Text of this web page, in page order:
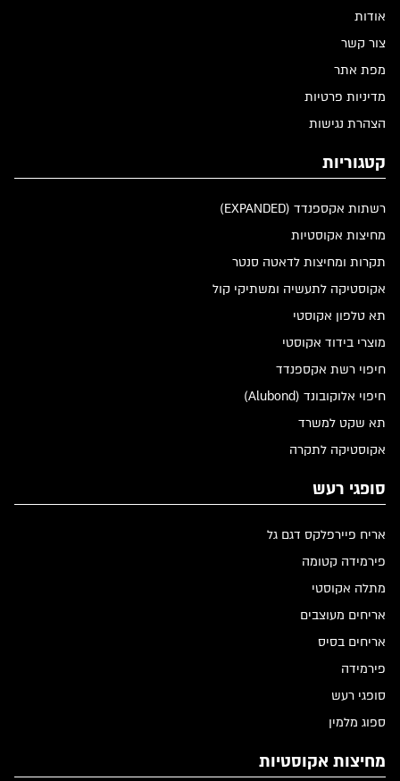
אודות
צור קשר
מפת אתר
מדיניות פרטיות
הצהרת נגישות
קטגוריות
רשתות אקספנדד (EXPANDED)
מחיצות אקוסטיות
תקרות ומחיצות לדאטה סנטר
אקוסטיקה לתעשיה ומשתיקי קול
תא טלפון אקוסטי
מוצרי בידוד אקוסטי
חיפוי רשת אקספנדד
חיפוי אלוקובונד (Alubond)
תא שקט למשרד
אקוסטיקה לתקרה
סופגי רעש
אריח פיירפלקס דגם גל
פירמידה קטומה
מתלה אקוסטי
אריחים מעוצבים
אריחים בסיס
פירמידה
סופגי רעש
ספוג מלמין
מחיצות אקוסטיות